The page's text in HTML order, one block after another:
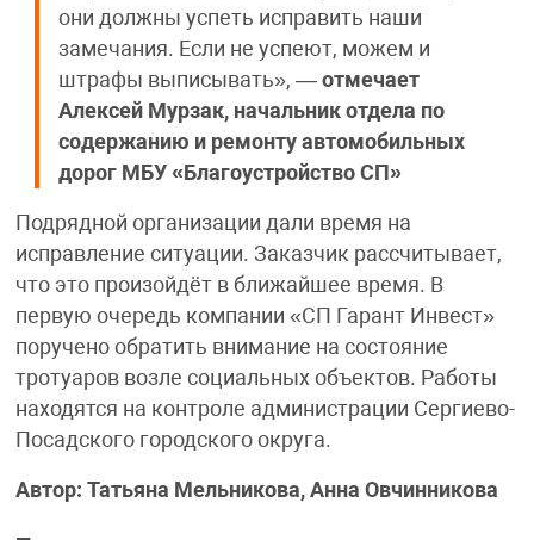
они должны успеть исправить наши
замечания. Если не успеют, можем и
штрафы выписывать», — отмечает
Алексей Мурзак, начальник отдела по
содержанию и ремонту автомобильных
дорог МБУ «Благоустройство СП»
Подрядной организации дали время на
исправление ситуации. Заказчик рассчитывает,
что это произойдёт в ближайшее время. В
первую очередь компании «СП Гарант Инвест»
поручено обратить внимание на состояние
тротуаров возле социальных объектов. Работы
находятся на контроле администрации Сергиево-
Посадского городского округа.
Автор: Татьяна Мельникова, Анна Овчинникова